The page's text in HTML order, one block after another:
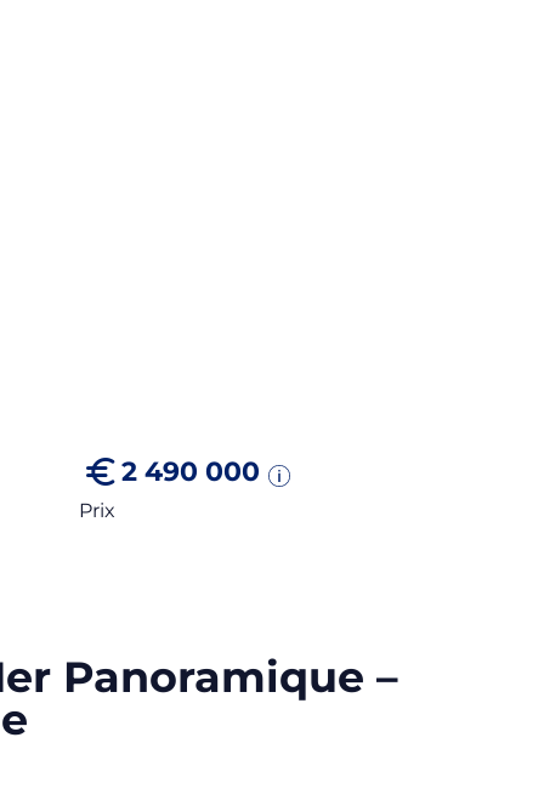
2 490 000
Prix
Panoramique –